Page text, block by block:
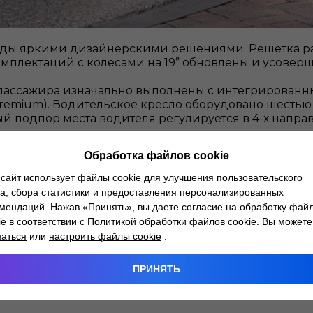
яркими дизайнерскими решениями. Решетка
с колесами на 19” обновлены и
изначально выполнены с
Водительское кресло оборудовано
места водителя регулируется в 4-х
зарядка для мобильных устройств
(два экрана диагональю 12.3” каждый,
с применением новой технологии «нажатия и
функций с целью предотвращения от
теперь тоже полностью сенсорное. А еще
Обработка файлов cookie
использует файлы cookie для улучшения пользовательского
сбора статистики и предоставления персонализированных
Нажав «Принять», вы даете согласие на обработку
в соответствии с Политикой обработки файлов cookie . Вы можете
или настроить файлы cookie
ПРИНЯТЬ